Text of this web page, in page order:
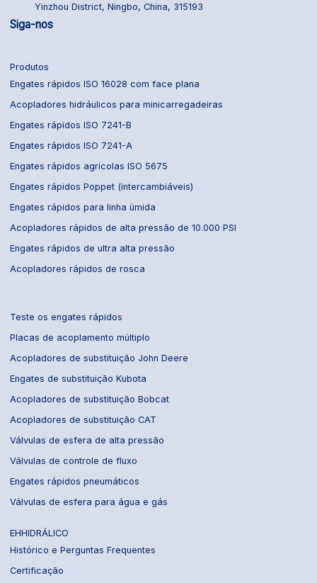
Yinzhou District, Ningbo, China, 315193
Siga-nos
Produtos
Engates rápidos ISO 16028 com face plana
Acopladores hidráulicos para minicarregadeiras
Engates rápidos ISO 7241-B
Engates rápidos ISO 7241-A
Engates rápidos agrícolas ISO 5675
Engates rápidos Poppet (intercambiáveis)
Engates rápidos para linha úmida
Acopladores rápidos de alta pressão de 10.000 PSI
Engates rápidos de ultra alta pressão
Acopladores rápidos de rosca
Teste os engates rápidos
Placas de acoplamento múltiplo
Acopladores de substituição John Deere
Engates de substituição Kubota
Acopladores de substituição Bobcat
Acopladores de substituição CAT
Válvulas de esfera de alta pressão
Válvulas de controle de fluxo
Engates rápidos pneumáticos
Válvulas de esfera para água e gás
EHHIDRÁLICO
Histórico e Perguntas Frequentes
Certificação